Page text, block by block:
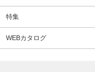
特集
WEBカタログ